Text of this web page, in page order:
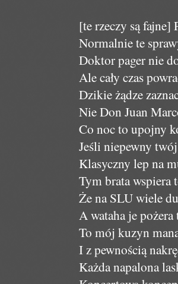
[te rzeczy są fajne]
Normalnie te
Doktor pager nie
Ale cały czas
Dzikie żądze
Nie Don Juan
Co noc to upojny
Jeśli niepewny
Klasyczny lep na
Tym brata wspiera
Że na SLU wiele
A wataha je
To mój kuzyn
I z pewnością
Każda napalona